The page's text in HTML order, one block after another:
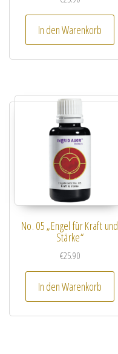
In den Warenkorb
No. 05 „Engel für Kraft und
Stärke“
€25.90
In den Warenkorb